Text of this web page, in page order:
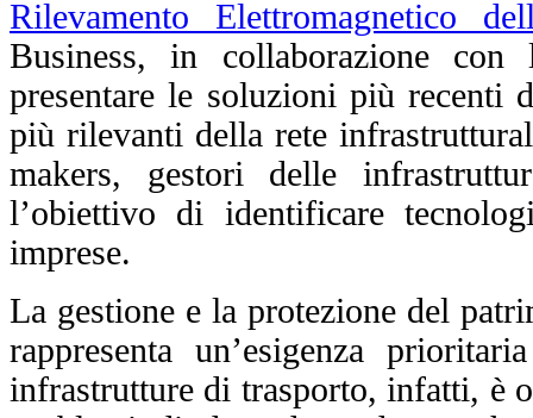
Rilevamento Elettromagnetico
Business, in collaborazione
presentare le soluzioni più recenti
più rilevanti della rete
makers, gestori delle
l’obiettivo di identificare
imprese.
La gestione e la protezione del
rappresenta un’esigenza
infrastrutture di trasporto, infatti, è